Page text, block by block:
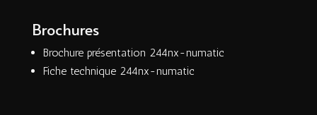
Brochures
Brochure présentation 244nx-numatic
Fiche technique 244nx-numatic